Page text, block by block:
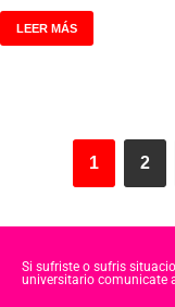
LEER MÁS
1 2
Si sufriste o sufris
universitario comunicate